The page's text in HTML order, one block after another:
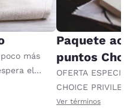
más
el
un
Paquete
puntos
OFERTA
CHOICE
recompensas al
Ver términos